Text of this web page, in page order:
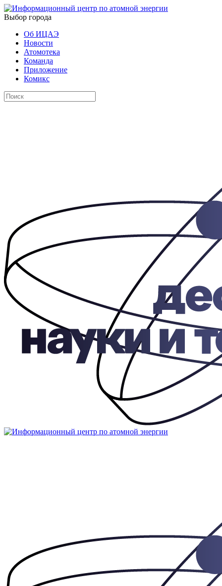
Выбор города
Об ИЦАЭ
Новости
Атомотека
Команда
Приложение
Комикс